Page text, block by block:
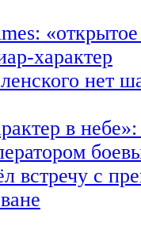
характер
нет
в
встречу с